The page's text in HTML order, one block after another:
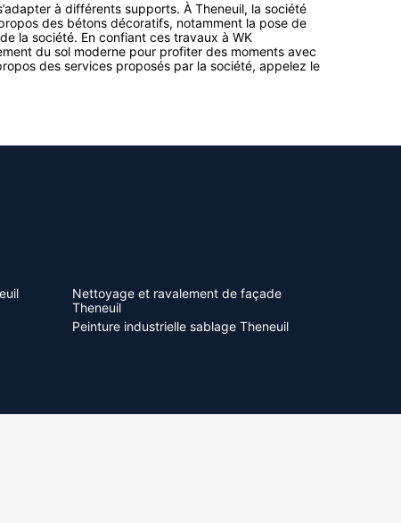
à différents supports. À Theneuil, la société
des bétons décoratifs, notamment la pose de
la société. En confiant ces travaux à WK
du sol moderne pour profiter des moments avec
des services proposés par la société, appelez le
Nettoyage et ravalement de façade
Theneuil
Peinture industrielle sablage Theneuil